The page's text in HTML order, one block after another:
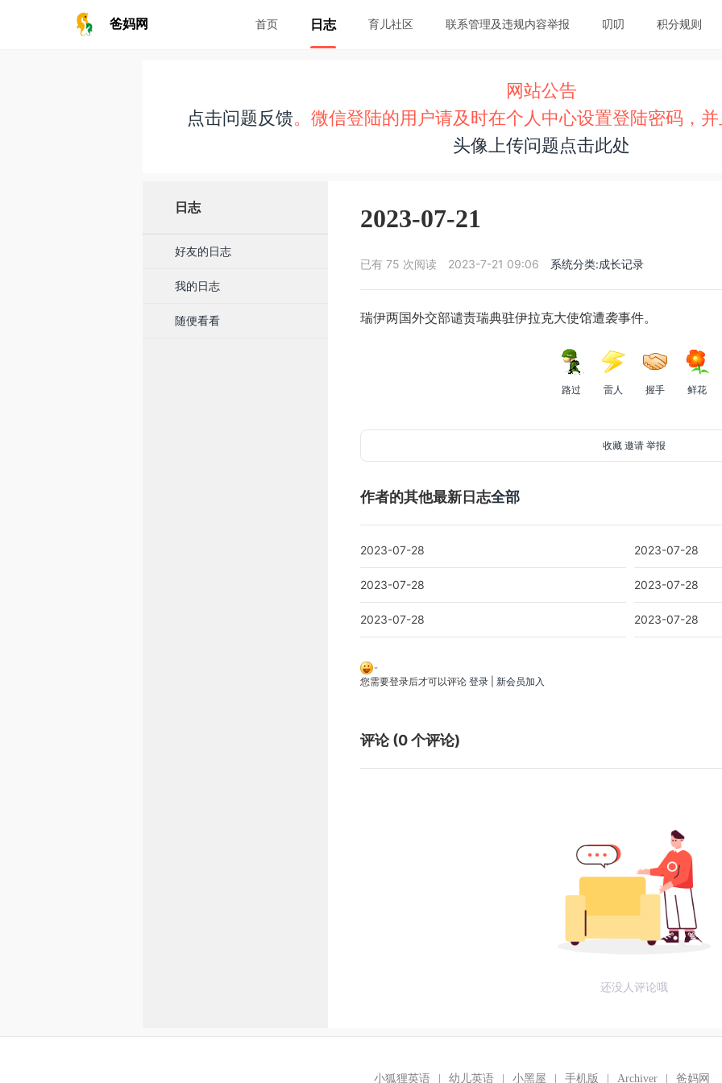
爸妈网 首页 日志 育儿社区 联系管理及违规内容举报 叨叨 积分规则
网站公告
点击问题反馈。微信登陆的用户请及时在个人中心设置登陆密码，
头像上传问题点击此处
日志
好友的日志
我的日志
随便看看
2023-07-21
已有 75 次阅读 2023-7-21 09:06 系统分类:成长记录
瑞伊两国外交部谴责瑞典驻伊拉克大使馆遭袭事件。
路过 雷人 握手 鲜花
收藏 邀请 举报
作者的其他最新日志全部
2023-07-28 2023-07-28
2023-07-28 2023-07-28
2023-07-28 2023-07-28
您需要登录后才可以评论 登录 新会员加入
评论 (0个评论)
还没人评论哦
小狐狸英语 幼儿英语 小黑屋 手机版 Archiver 爸妈网